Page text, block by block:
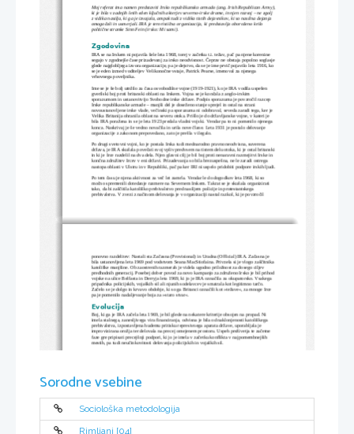
Moj referat ima namen predstaviti Irsko republikansko armado (ang. Irish Republican Army),
ki je bila v zadnjih letih eden ključnih akterjev severno-irske drame, in njen razvoj – ne zgolj
z vidika nasilja, ki ga je izvajala, ampak tudi z vidika tistih dejavnikov, ki so nasilna dejanja
omogočali in usmerjali. IRA je teroristična organizacija, ki predstavlja oboroženo krilo
politične stranke Sinn Fein (irsko: Mi sami).
Zgodovina
IRA se na Irskem ni pojavila šele leta 1968, torej v začetku t.i. težav, pač pa njene korenine
segajo v zgodnejše čase prizadevanj za irsko neodvisnost. Čeprav ne obstaja popolno soglasje
glede najglobljega izvora organizacije, pa je dejstvo, da se je ime prvič pojavilo leta 1916, ko
se je eden izmed voditeljev Velikonočne vstaje, Patrick Pearse, imenoval za njenega
vrhovnega poveljnika.
Ime se je še bolj utrdilo za časa osvobodilne vojne (1919-1921), ko je IRA vodila uspešen
gverilski boj proti britanski oblasti na Irskem. Vojna se je končala z anglo-irskim
sporazumom in ustanovitvijo Svobodne irske države. Podpis sporazuma je povzročil razcep
Irske republikanske armade – manjši del je doseženo stanje sprejel in ostal na strani
novoustanovljene irske vlade, večinski pa sporazuma ni odobraval, seveda zaradi tega, ker je
Velika Britanija ohranila oblast na severu otoka. Prišlo je do državljanske vojne, v kateri je
bila IRA poražena in se je leta 1923 predala vladni vojski. Vendar pa to ni pomenilo njenega
konca. Naskrivaj je še vedno novačila in urila nove člane. Leta 1931 je postalo delovanje
organizacije z zakonom prepovedano, zato je prešla v ilegalo.
Po drugi svetovni vojni, ko je postala Irska tudi mednarodno pravno neodvisna, suverena
država, je IRA skušala povečati svoj vpliv predvsem na tistem delu otoka, ki je ostal britanski
in ki je Irce razdelil na dva dela. Njen glavni cilj je bil boj proti nenaravni razmejitvi Irske in
končna združitev Ircev v eni državi. Prizadevanja so bila brezuspešna, ne le zaradi ostrega
nastopa oblasti v Ulstru in v Republiki, pač pa ker IRI ni uspelo pridobiti podpore irskih ljudi.
Po tem času je njena aktivnost za več let zamrla. Vendar le do dogodkov leta 1968, ki so
močno spremenili dotedanje razmere na Severnem Irskem. Takrat se je skušala organizirati
tako, da bi zaščitila katoliško prebivalstvo pred nasiljem policije in protestantskega
prebivalstva. V zvezi z načinom delovanja je v organizaciji nastal razkol, ki je povzročil
ponovno razdelitev: Nastali sta Začasna (Provisional) in Uradna (Official) IRA. Začasna je
bila ustanovljena leta 1969 pod vodstvom Seana MacStiofaina. Privzela si je vlogo zaščitnika
katoliške manjšine. Ob zaostrenih razmerah je videla ugodno priložnost za dosego ciljev
predhodnih generacij. Posebej dober povod za novo kampanjo za združeno Irsko je bil prihod
vojske na ulice Belfasta in Derryja leta 1969, ki jo je IRA označila za okupatorsko. Vsakega
pripadnika policijskih, vojaških sil ali njunih sodelavcev je smatrala kot legitimno tarčo.
Začelo se je dolgo in krvavo obdobje, ki so ga Britanci označili kot »težave«, za mnoge Irce
pa je pomenilo nadaljevanje boja za »staro stvar«.
Evolucija
Boj, ki ga je IRA začela leta 1969, je bil glede na nekatere kriterije obsojen na propad. Ni
imela stalnega, zanesljivega vira financiranja, odvisna je bila od naklonjenosti katoliškega
prebivalstva, izpostavljena hudemu pritisku represivnega aparata države, uporabljala je
improvizirana orožja ter delovala na precej omejenem prostoru. Uspeh preživetja te začetne
faze gre pripisati precejšnji podpori, ki jo je imela v začetku konflikta v najpomembnejših
mestih, pa tudi neučinkovitosti delovanja policijskih in vojaških sil.
Sčasoma je IRA v svojem razvoju dosegla fazo, ko je postala »neodvisni« dejavnik dogajanja
na Severnem Irskem. To pomeni, da je sposobna rekrutirati nove člane, si pridobiti dovolj
denarja in orožja za svoje delovanje, ob minimalni zahtevani podpori prebivalstva. Merilo
IRA danes šteje okrog 400 ožjih (»hardcore«) članov in še kakih 2000 podpornih članov.
Najvišje telo je Vojaški svet (Army council). Struktura organizacije je celularna – celoto
sestavljajo celice, v katerih je ponavadi do 5 ljudi, ki delujejo po navodilih, ki jih dobivajo
enolinijsko iz višjega nivoja. Za komuniciranje uporabljajo privzeta imena, vsak je seznanjen
Sorodne vsebine
Sociološka metodologija
Rimljani [04]